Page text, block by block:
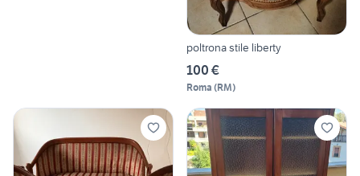
poltrona stile liberty
100 €
Roma (RM)